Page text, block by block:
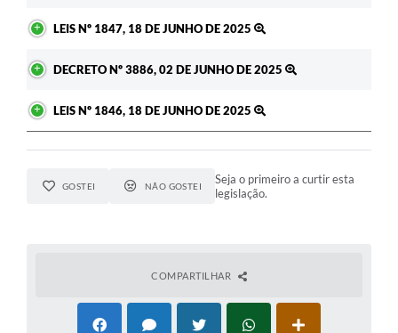
LEIS Nº 1847, 18 DE JUNHO DE 2025
DECRETO Nº 3886, 02 DE JUNHO DE 2025
LEIS Nº 1846, 18 DE JUNHO DE 2025
GOSTEI NÃO GOSTEI
Seja o primeiro a curtir esta
legislação.
COMPARTILHAR